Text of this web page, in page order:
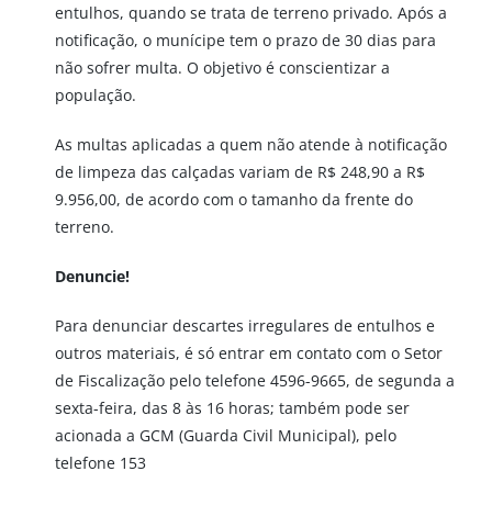
entulhos, quando se trata de terreno privado. Após a
notificação, o munícipe tem o prazo de 30 dias para
não sofrer multa. O objetivo é conscientizar a
população.
As multas aplicadas a quem não atende à notificação
de limpeza das calçadas variam de R$ 248,90 a R$
9.956,00, de acordo com o tamanho da frente do
terreno.
Denuncie!
Para denunciar descartes irregulares de entulhos e
outros materiais, é só entrar em contato com o Setor
de Fiscalização pelo telefone 4596-9665, de segunda a
sexta-feira, das 8 às 16 horas; também pode ser
acionada a GCM (Guarda Civil Municipal), pelo
telefone 153